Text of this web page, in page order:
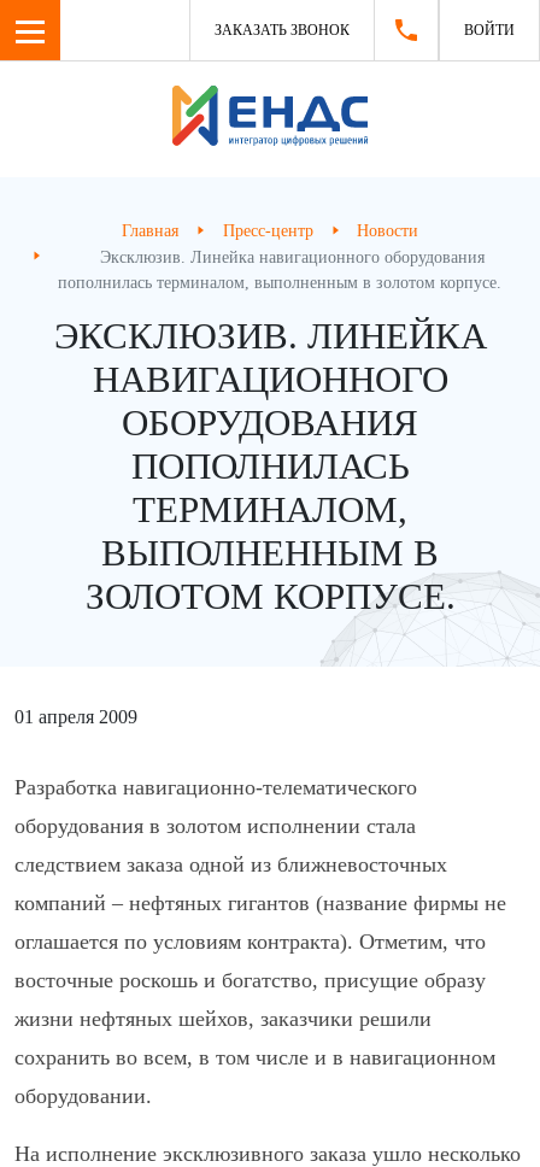
ЗАКАЗАТЬ ЗВОНОК ВОЙТИ
Главная Пресс-центр
Новости
Эксклюзив. Линейка навигационного оборудования
пополнилась терминалом, выполненным в золотом корпусе.
ЭКСКЛЮЗИВ. ЛИНЕЙКА
НАВИГАЦИОННОГО
ОБОРУДОВАНИЯ
ПОПОЛНИЛАСЬ
ТЕРМИНАЛОМ,
ВЫПОЛНЕННЫМ В
ЗОЛОТОМ КОРПУСЕ.
01 апреля 2009
Разработка навигационно-телематического
оборудования в золотом исполнении стала
следствием заказа одной из ближневосточных
компаний – нефтяных гигантов (название фирмы не
оглашается по условиям контракта). Отметим, что
восточные роскошь и богатство, присущие образу
жизни нефтяных шейхов, заказчики решили
сохранить во всем, в том числе и в навигационном
оборудовании.
На исполнение эксклюзивного заказа ушло несколько